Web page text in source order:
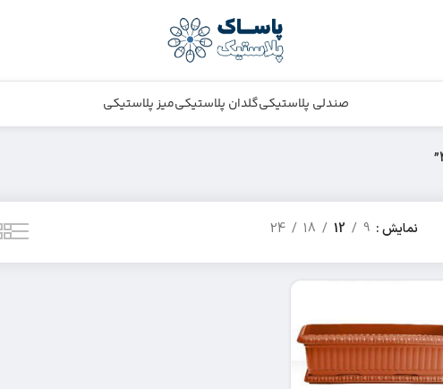
صندلی پلاستیکیگلدان پلاستیکیمیز پلاستیکی
نمایش 9
12
18
24